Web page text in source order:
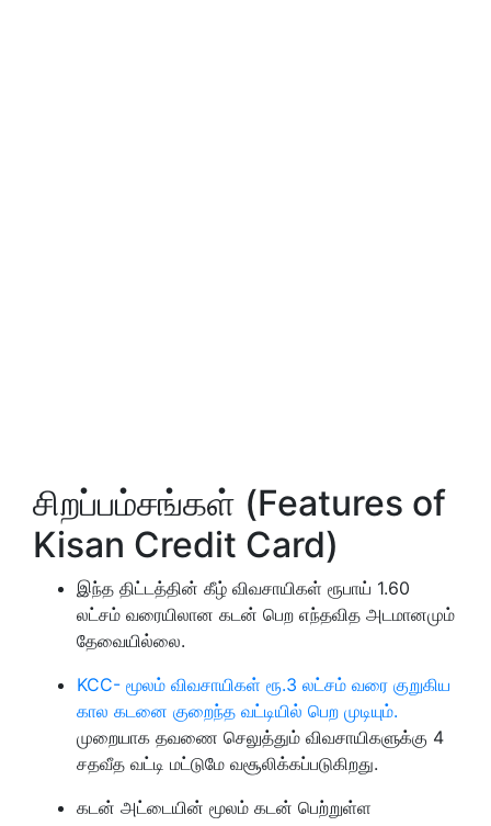
சிறப்பம்சங்கள் (Features of
Kisan Credit Card)
இந்த திட்டத்தின் கீழ் விவசாயிகள் ரூபாய் 1.60
லட்சம் வரையிலான கடன் பெற எந்தவித அடமானமும்
தேவையில்லை.
KCC- மூலம் விவசாயிகள் ரூ.3 லட்சம் வரை குறுகிய
கால கடனை குறைந்த வட்டியில் பெற முடியும்.
முறையாக தவணை செலுத்தும் விவசாயிகளுக்கு 4
சதவீத வட்டி மட்டுமே வசூலிக்கப்படுகிறது.
கடன் அட்டையின் மூலம் கடன் பெற்றுள்ள